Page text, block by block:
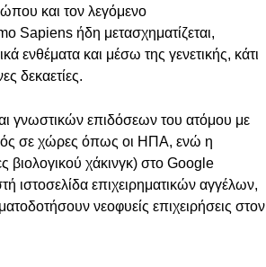
και τον λεγόμενο
Sapiens ήδη μετασχηματίζεται,
ενθέματα και μέσω της γενετικής, κάτι
δεκαετίες.
γνωστικών επιδόσεων του ατόμου με
σε χώρες όπως οι ΗΠΑ, ενώ η
χάκινγκ) στο Google
ιστοσελίδα επιχειρηματικών αγγέλων,
νεοφυείς επιχειρήσεις στον